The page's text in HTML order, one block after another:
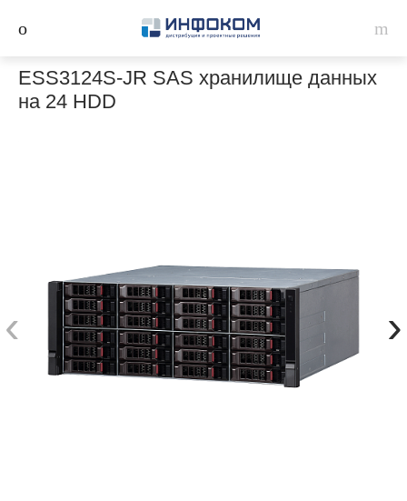
ESS3124S-JR SAS хранилище данных
на 24 HDD
‹ ›